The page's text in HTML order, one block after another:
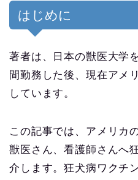
はじめに
著者は、日本の獣医大学
間勤務した後、現在アメ
しています。
この記事では、アメリカ
獣医さん、看護師さんへ
介します。狂犬病ワクチ